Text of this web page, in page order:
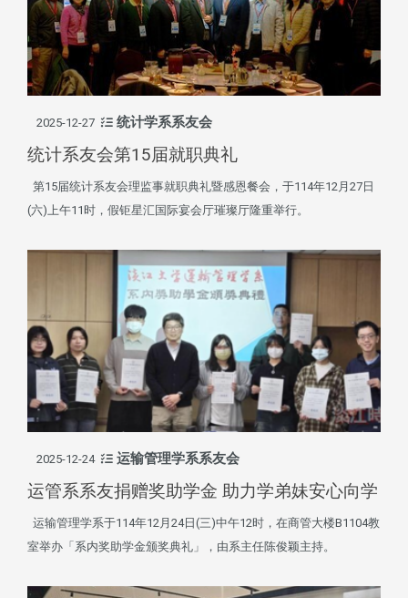
2025-12-27 统计学系系友会
统计系友会第15届就职典礼
第15届统计系友会理监事就职典礼暨感恩餐会，于114年12月27日
(六)上午11时，假钜星汇国际宴会厅璀璨厅隆重举行。
2025-12-24 运输管理学系系友会
运管系系友捐赠奖助学金 助力学弟妹安心向学
运输管理学系于114年12月24日(三)中午12时，在商管大楼B1104教
室举办「系内奖助学金颁奖典礼」，由系主任陈俊颖主持。